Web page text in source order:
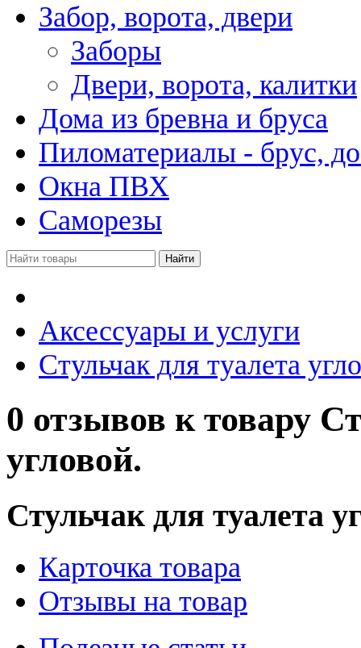
Забор, ворота, двери
Заборы
Двери, ворота, калитки
Дома из бревна и бруса
Пиломатериалы - брус,
Окна ПВХ
Саморезы
Аксессуары и услуги
Стульчак для туалета
0 отзывов к товару
угловой.
Стульчак для туалета
Карточка товара
Отзывы на товар